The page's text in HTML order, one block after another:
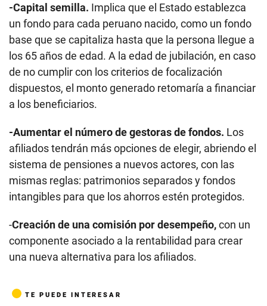
-Capital semilla. Implica que el Estado establezca
un fondo para cada peruano nacido, como un fondo
base que se capitaliza hasta que la persona llegue a
los 65 años de edad. A la edad de jubilación, en caso
de no cumplir con los criterios de focalización
dispuestos, el monto generado retomaría a financiar
a los beneficiarios.
-Aumentar el número de gestoras de fondos. Los
afiliados tendrán más opciones de elegir, abriendo el
sistema de pensiones a nuevos actores, con las
mismas reglas: patrimonios separados y fondos
intangibles para que los ahorros estén protegidos.
-Creación de una comisión por desempeño,con un
componente asociado a la rentabilidad para crear
una nueva alternativa para los afiliados.
TE PUEDE INTERESAR